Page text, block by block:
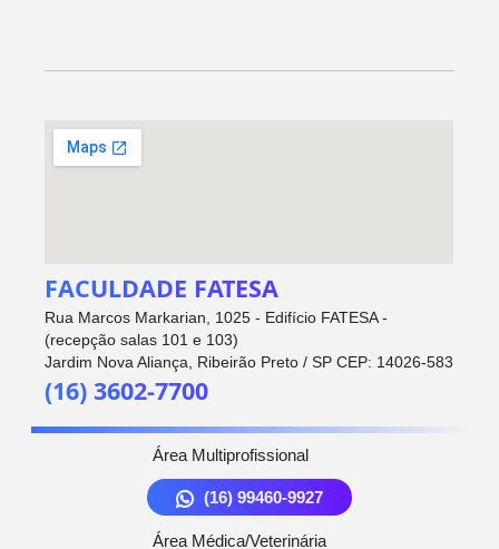
FACULDADE FATESA
Rua Marcos Markarian, 1025 - Edifício FATESA -
(recepção salas 101 e 103)
Jardim Nova Aliança, Ribeirão Preto / SP CEP: 14026-583
(16) 3602-7700
Área Multiprofissional
(16) 99460-9927
Área Médica/Veterinária